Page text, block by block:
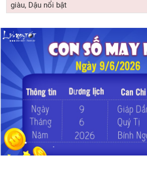
giàu, Dậu nổi bật